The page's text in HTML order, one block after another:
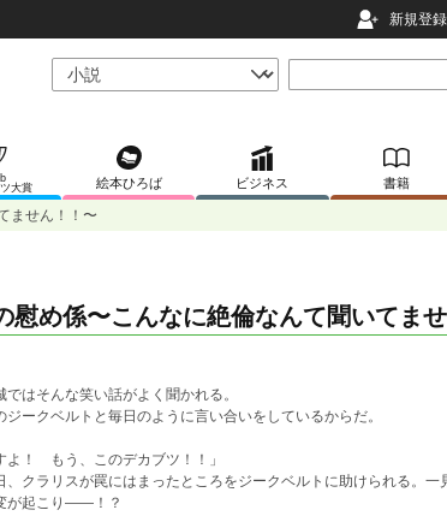
新規登録
大賞
絵本ひろば ビジネス 書籍
ません！！〜
慰め係〜こんなに絶倫なんて聞いてま
はそんな笑い話がよく聞かれる。
ークベルトと毎日のように言い合いをしているからだ。
よ！ もう、このデカブツ！！」
クラリスが罠にはまったところをジークベルトに助けられる。一
が起こり――！？